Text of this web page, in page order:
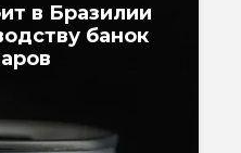
в Бразилии
банок